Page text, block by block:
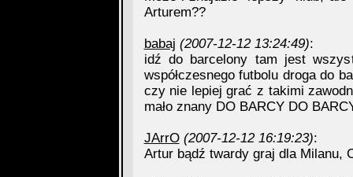
Arturem??
babaj (2007-12-12 13:24:49):
idź do barcelony tam jest
współczesnego futbolu droga do
czy nie lepiej grać z takimi
mało znany DO BARCY DO
JArrO (2007-12-12 16:19:23):
Artur bądź twardy graj dla Milanu,